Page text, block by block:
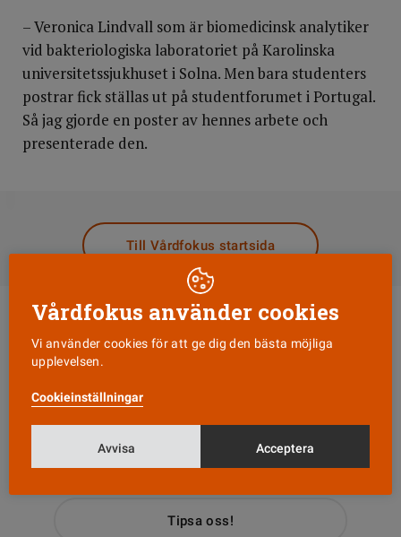
– Veronica Lindvall som är biomedicinsk analytiker
vid bakteriologiska laboratoriet på Karolinska
universitetssjukhuset i Solna. Men bara studenters
postrar fick ställas ut på studentforumet i Portugal.
Så jag gjorde en poster av hennes arbete och
presenterade den.
Till Vårdfokus startsida
Läs senaste numret
Nyhetsbrev
Tipsa oss!
Vårdfokus använder cookies
Vi använder cookies för att ge dig den bästa möjliga
upplevelsen.
Cookieinställningar
Avvisa Acceptera